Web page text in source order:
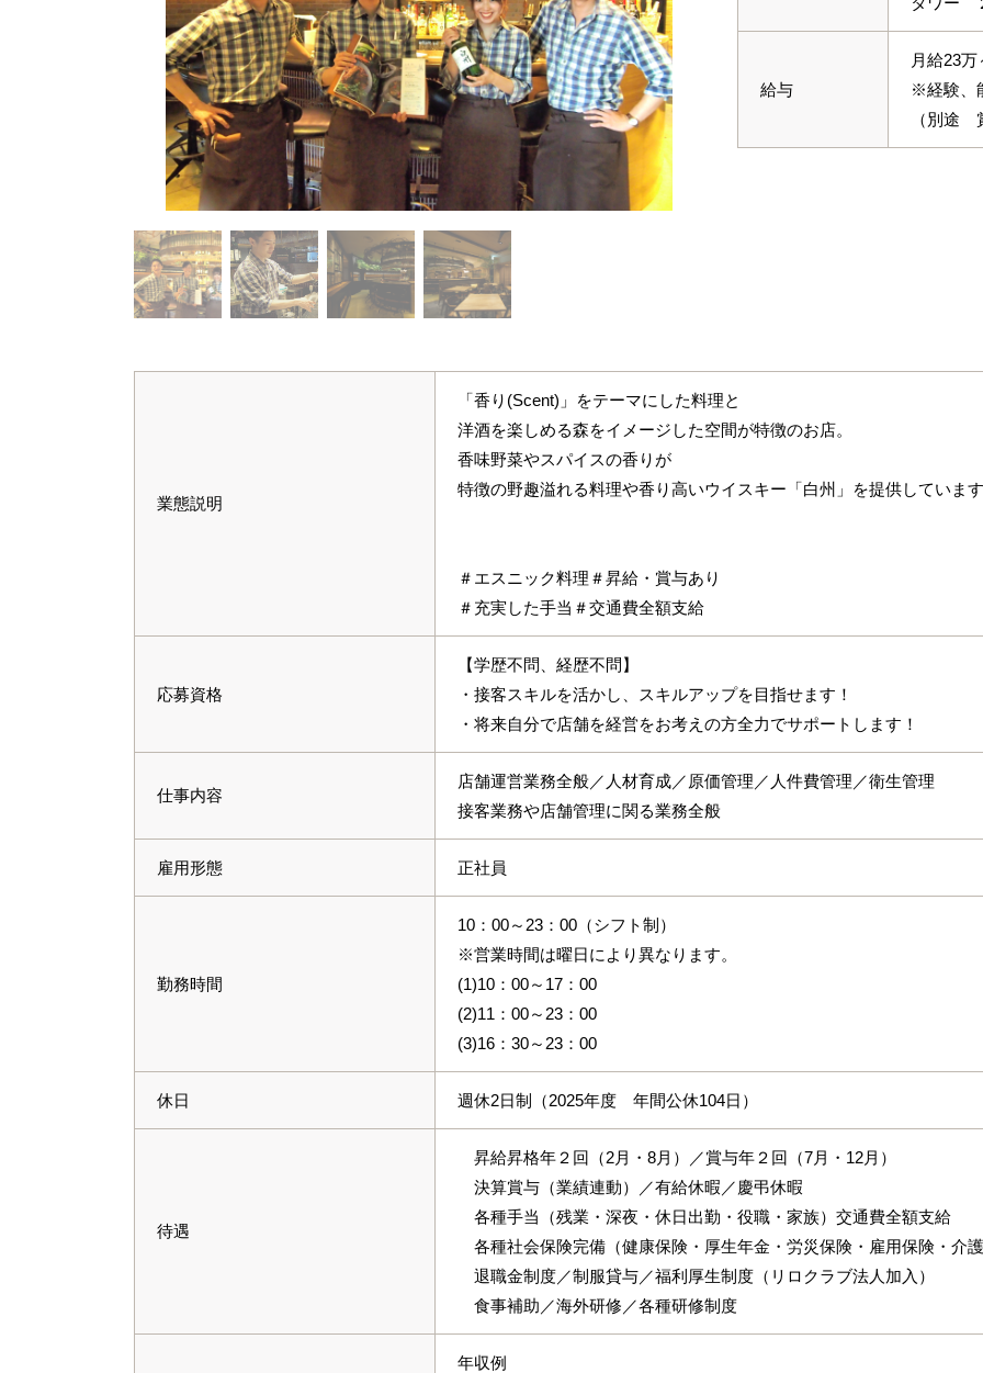
給与
月給23万
※経験、
（別途
業態説明
「香り(Scent)」をテーマにした料理と
洋酒を楽しめる森をイメージした空間が特徴のお店。
香味野菜やスパイスの香りが
特徴の野趣溢れる料理や香り高いウイスキー「白州」を提供しています
＃エスニック料理＃昇給・賞与あり
＃充実した手当＃交通費全額支給
応募資格
【学歴不問、経歴不問】
・接客スキルを活かし、スキルアップを目指せます！
・将来自分で店舗を経営をお考えの方全力でサポートします！
仕事内容
店舗運営業務全般／人材育成／原価管理／人件費管理／衛生管理
接客業務や店舗管理に関る業務全般
雇用形態 正社員
勤務時間
10：00～23：00（シフト制）
※営業時間は曜日により異なります。
(1)10：00～17：00
(2)11：00～23：00
(3)16：30～23：00
休日 週休2日制（2025年度 年間公休104日）
待遇
昇給昇格年２回（2月・8月）／賞与年２回（7月・12月）
決算賞与（業績連動）／有給休暇／慶弔休暇
各種手当（残業・深夜・休日出勤・役職・家族）交通費全額支給
各種社会保険完備（健康保険・厚生年金・労災保険・雇用保険・
退職金制度／制服貸与／福利厚生制度（リロクラブ法人加入）
食事補助／海外研修／各種研修制度
年収例